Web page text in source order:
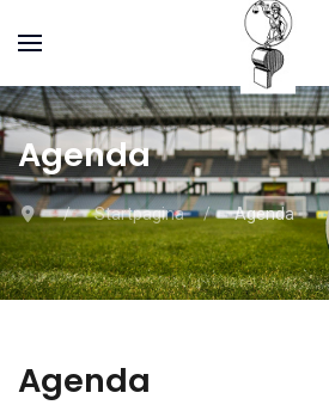
Agenda
Startpagina Agenda
Agenda